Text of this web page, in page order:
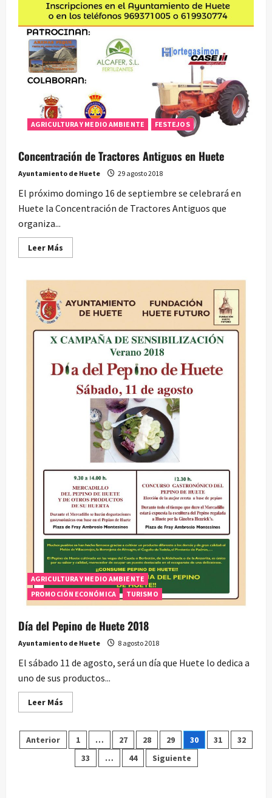
AGRICULTURA Y MEDIO AMBIENTE FESTEJOS
Concentración de Tractores Antiguos en Huete
Ayuntamiento de Huete 29 agosto 2018
El próximo domingo 16 de septiembre se celebrará en
Huete la Concentración de Tractores Antiguos que
organiza...
Leer Más
más
Concentración
Tractores
Antiguos
AGRICULTURA Y MEDIO AMBIENTE
PROMOCIÓN ECONÓMICA
TURISMO
Día del Pepino de Huete 2018
Ayuntamiento de Huete 8 agosto 2018
El sábado 11 de agosto, será un día que Huete lo dedica a
uno de sus productos...
Leer Más
más
Pepino
Huete
Paginación
Anterior 1 … 27 28 29 30 31
32
33
… 44 Siguiente